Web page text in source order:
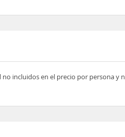
incluidos en el precio por persona y